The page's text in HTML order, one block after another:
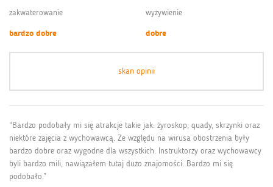
zakwaterowanie
bardzo dobre
wyżywienie
dobre
skan opinii
“Bardzo podobały mi się atrakcje takie jak: żyroskop, quady, skrzynki oraz
niektóre zajęcia z wychowawcą. Ze względu na wirusa obostrzenia były
bardzo dobre oraz wygodne dla wszystkich. Instruktorzy oraz wychowawcy
byli bardzo mili, nawiązałem tutaj dużo znajomości. Bardzo mi się
podobało.”